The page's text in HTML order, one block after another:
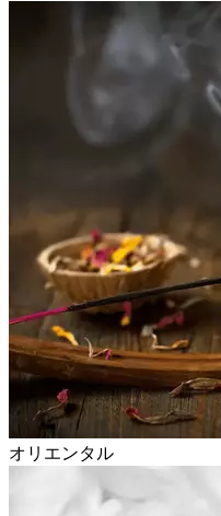
オリエンタル